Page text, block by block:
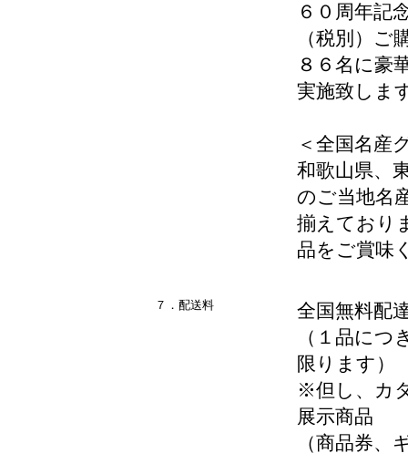
６０周年記
（税別）ご
８６名に豪
実施致しま
＜全国名産
和歌山県、
のご当地名
揃えており
品をご賞味
７．配送料
全国無料配
（１品につ
限ります）
※但し、カ
展示商品
（商品券、